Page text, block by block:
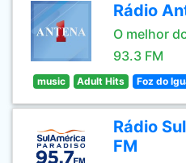
Rádio
O melhor
93.3 FM
music Adult Hits Foz do
Rádio
FM